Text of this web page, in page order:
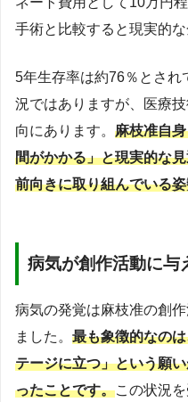
手術と比較すると現実的な
5年生存率は約76％とされ
況ではありますが、医療
向にあります。 麻枝准自
間がかかる」と現実的な
前向きに取り組んでいる
病気が創作活動に与
病気の発覚は麻枝准の創
ました。 最も象徴的なの
テージに立つ」という願
ったことです。この状況